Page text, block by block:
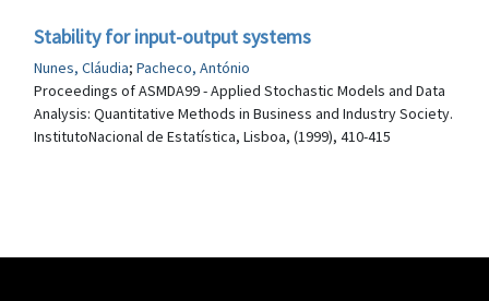
Stability for input-output systems
Nunes, Cláudia; Pacheco, António
Proceedings of ASMDA99 - Applied Stochastic Models and Data
Analysis: Quantitative Methods in Business and Industry Society.
InstitutoNacional de Estatística, Lisboa, (1999), 410-415